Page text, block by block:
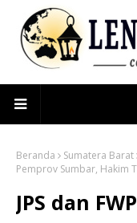
Beranda Sumatera Barat
Pemprov Sumbar, Hakim
JPS dan